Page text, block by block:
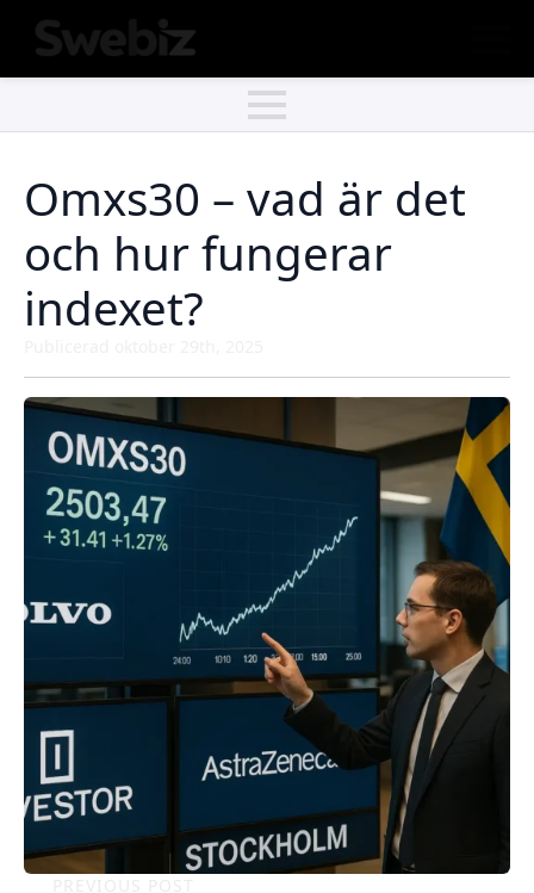
Omxs30 – vad är det
och hur fungerar
indexet?